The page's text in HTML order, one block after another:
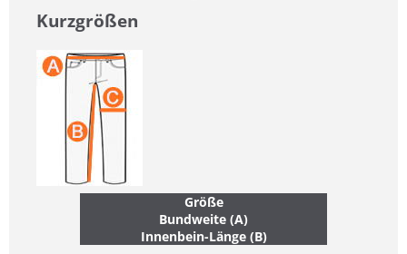
Kurzgrößen
Größe
Bundweite (A)
Innenbein-Länge (B)